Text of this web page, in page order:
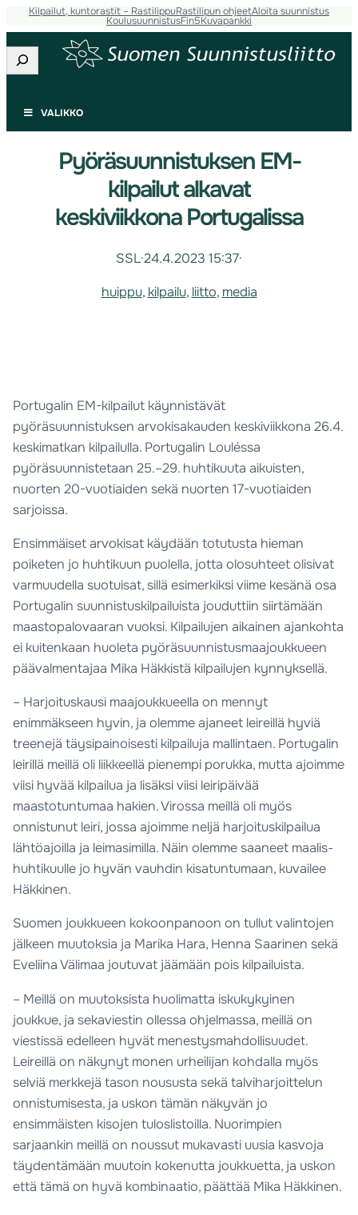
Kilpailut, kuntorastit – RastilippuRastilipun ohjeetAloita suunnistus
KoulusuunnistusFin5Kuvapankki
Etsi
VALIKKO
Pyöräsuunnistuksen EM-
kilpailut alkavat
keskiviikkona Portugalissa
SSL·24.4.2023 15:37·
huippu, kilpailu, liitto, media
Portugalin EM-kilpailut käynnistävät
pyöräsuunnistuksen arvokisakauden keskiviikkona 26.4.
keskimatkan kilpailulla. Portugalin Louléssa
pyöräsuunnistetaan 25.–29. huhtikuuta aikuisten,
nuorten 20-vuotiaiden sekä nuorten 17-vuotiaiden
sarjoissa.
Ensimmäiset arvokisat käydään totutusta hieman
poiketen jo huhtikuun puolella, jotta olosuhteet olisivat
varmuudella suotuisat, sillä esimerkiksi viime kesänä osa
Portugalin suunnistuskilpailuista jouduttiin siirtämään
maastopalovaaran vuoksi. Kilpailujen aikainen ajankohta
ei kuitenkaan huoleta pyöräsuunnistusmaajoukkueen
päävalmentajaa Mika Häkkistä kilpailujen kynnyksellä.
– Harjoituskausi maajoukkueella on mennyt
enimmäkseen hyvin, ja olemme ajaneet leireillä hyviä
treenejä täysipainoisesti kilpailuja mallintaen. Portugalin
leirillä meillä oli liikkeellä pienempi porukka, mutta ajoimme
viisi hyvää kilpailua ja lisäksi viisi leiripäivää
maastotuntumaa hakien. Virossa meillä oli myös
onnistunut leiri, jossa ajoimme neljä harjoituskilpailua
lähtöajoilla ja leimasimilla. Näin olemme saaneet maalis-
huhtikuulle jo hyvän vauhdin kisatuntumaan, kuvailee
Häkkinen.
Suomen joukkueen kokoonpanoon on tullut valintojen
jälkeen muutoksia ja Marika Hara, Henna Saarinen sekä
Eveliina Välimaa joutuvat jäämään pois kilpailuista.
– Meillä on muutoksista huolimatta iskukykyinen
joukkue, ja sekaviestin ollessa ohjelmassa, meillä on
viestissä edelleen hyvät menestysmahdollisuudet.
Leireillä on näkynyt monen urheilijan kohdalla myös
selviä merkkejä tason noususta sekä talviharjoittelun
onnistumisesta, ja uskon tämän näkyvän jo
ensimmäisten kisojen tuloslistoilla. Nuorimpien
sarjaankin meillä on noussut mukavasti uusia kasvoja
täydentämään muutoin kokenutta joukkuetta, ja uskon
että tämä on hyvä kombinaatio, päättää Mika Häkkinen.